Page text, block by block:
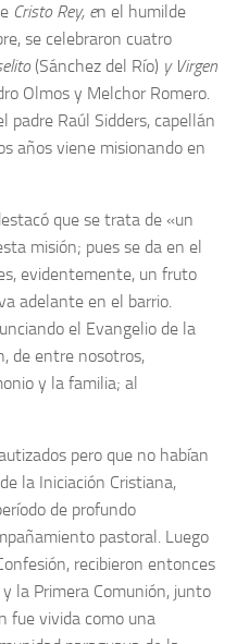
Cristo Rey, en el humilde
se celebraron cuatro
(Sánchez del Río) y Virgen
Olmos y Melchor Romero.
padre Raúl Sidders, capellán
años viene misionando en
que se trata de «un
misión; pues se da en el
evidentemente, un fruto
adelante en el barrio.
el Evangelio de la
de entre nosotros,
y la familia; al
pero que no habían
la Iniciación Cristiana,
de profundo
pastoral. Luego
recibieron entonces
la Primera Comunión, junto
fue vivida como una